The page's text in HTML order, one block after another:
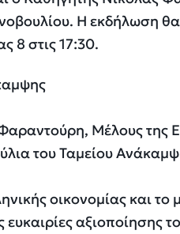
Μέλους της
του Ταμείου
οικονομίας και
αξιοποίησης